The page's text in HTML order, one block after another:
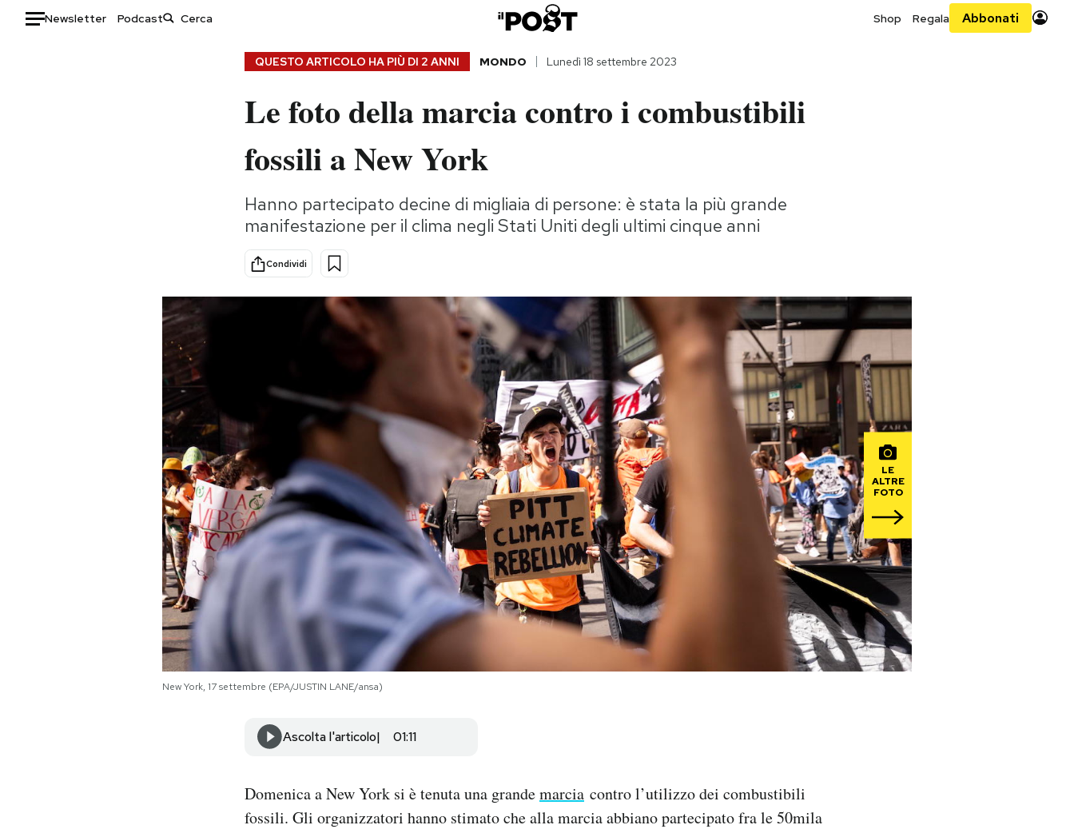
Newsletter Podcast Shop Regala Abbonati
Storie/Idee
Ok Boomer!
Altrecose
AREA PERSONALE
QUESTO ARTICOLO HA PIÙ DI 2 ANNI MONDO Lunedì 18 settembre 2023
Le foto della marcia contro i combustibili
fossili a New York
Hanno partecipato decine di migliaia di persone: è stata la più grande
manifestazione per il clima negli Stati Uniti degli ultimi cinque anni
Condividi
LE
ALTRE
FOTO
New York, 17 settembre (EPA/JUSTIN LANE/ansa)
Ascolta l'articolo 01:11
Domenica a New York si è tenuta una grandemarcia contro l’utilizzo dei combustibili
fossili. Gli organizzatori hanno stimato che alla marcia abbiano partecipato fra le 50mila